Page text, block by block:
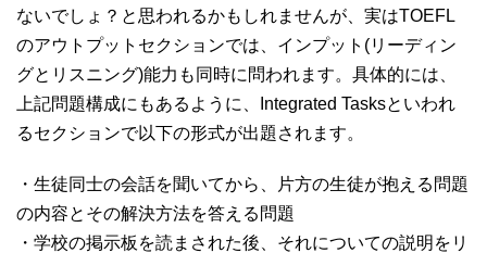
ないでしょ？と思われるかもしれませんが、実はTOEFL
のアウトプットセクションでは、インプット(リーディン
グとリスニング)能力も同時に問われます。具体的には、
上記問題構成にもあるように、Integrated Tasksといわれ
るセクションで以下の形式が出題されます。
・生徒同士の会話を聞いてから、片方の生徒が抱える問題
の内容とその解決方法を答える問題
・学校の掲示板を読まされた後、それについての説明をリ